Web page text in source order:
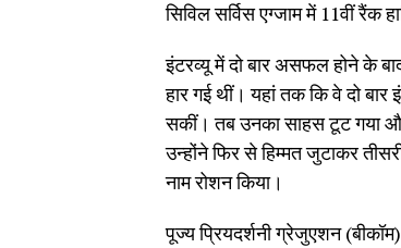
सिविल सर्विस एग्जाम में 11वीं रैंक
इंटरव्यू में दो बार असफल होने के
हार गई थीं। यहां तक कि वे दो
सकीं। तब उनका साहस टूट गया
उन्होंने फिर से हिम्मत जुटाकर
नाम रोशन किया।
पूज्य प्रियदर्शनी ग्रेजुएशन